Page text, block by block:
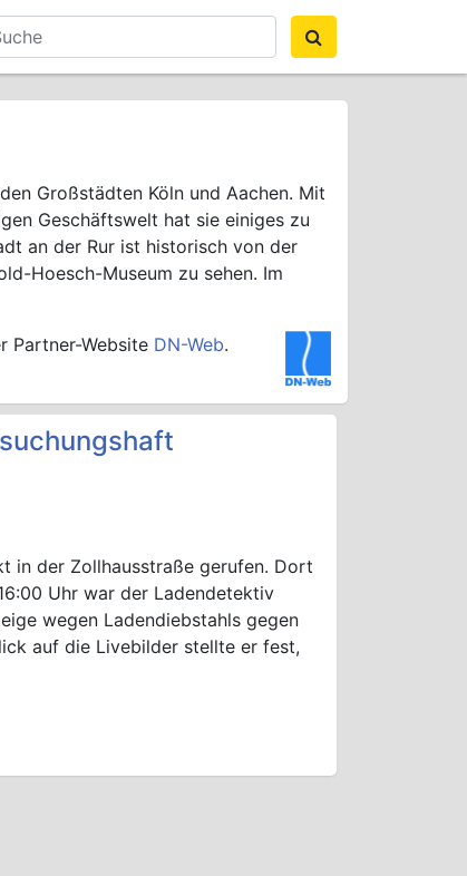
Großstädten Köln und Aachen. Mit
Geschäftswelt hat sie einiges zu
an der Rur ist historisch von der
Hoesch-Museum zu sehen. Im
Partner-Website DN-Web.
in der Zollhausstraße gerufen. Dort
Uhr war der Ladendetektiv
wegen Ladendiebstahls gegen
auf die Livebilder stellte er fest,